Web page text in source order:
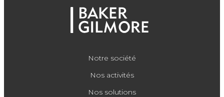
Notre société
Nos activités
Nos solutions